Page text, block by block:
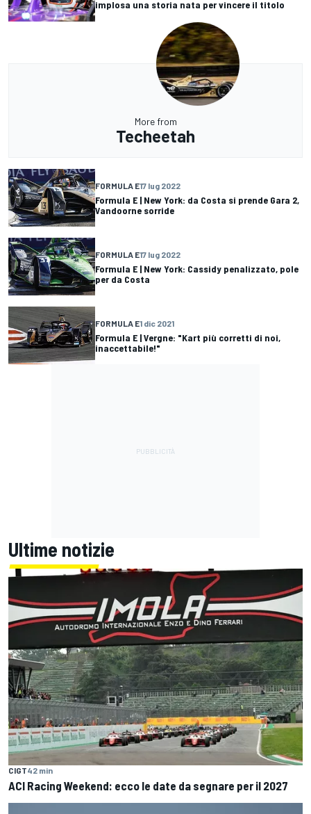
implosa una storia nata per vincere il titolo
More from
Techeetah
FORMULA E17 lug 2022
Formula E | New York: da Costa si prende Gara 2,
Vandoorne sorride
FORMULA E17 lug 2022
Formula E | New York: Cassidy penalizzato, pole
per da Costa
FORMULA E1 dic 2021
Formula E | Vergne: "Kart più corretti di noi,
inaccettabile!"
Ultime notizie
CIGT42 min
ACI Racing Weekend: ecco le date da segnare per il 2027